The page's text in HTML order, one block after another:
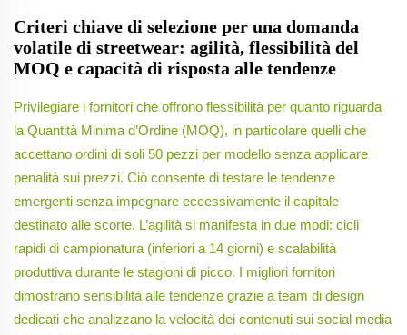
Criteri chiave di selezione per una domanda
volatile di streetwear: agilità, flessibilità del
MOQ e capacità di risposta alle tendenze
Privilegiare i fornitori che offrono flessibilità per quanto riguarda
la Quantità Minima d’Ordine (MOQ), in particolare quelli che
accettano ordini di soli 50 pezzi per modello senza applicare
penalità sui prezzi. Ciò consente di testare le tendenze
emergenti senza impegnare eccessivamente il capitale
destinato alle scorte. L’agilità si manifesta in due modi: cicli
rapidi di campionatura (inferiori a 14 giorni) e scalabilità
produttiva durante le stagioni di picco. I migliori fornitori
dimostrano sensibilità alle tendenze grazie a team di design
dedicati che analizzano la velocità dei contenuti sui social media